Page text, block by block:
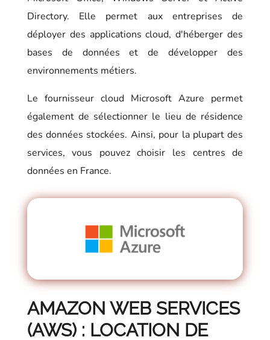
Directory. Elle permet aux entreprises de
déployer des applications cloud, d'héberger des
bases de données et de développer des
environnements métiers.
Le fournisseur cloud Microsoft Azure permet
également de sélectionner le lieu de résidence
des données stockées. Ainsi, pour la plupart des
services, vous pouvez choisir les centres de
données en France.
AMAZON WEB SERVICES
(AWS) : LOCATION DE